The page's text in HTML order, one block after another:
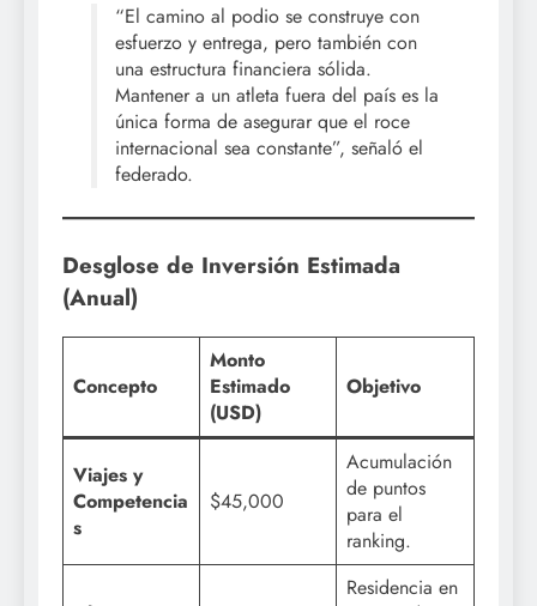
“El camino al podio se construye con
esfuerzo y entrega, pero también con
una estructura financiera sólida.
Mantener a un atleta fuera del país es la
única forma de asegurar que el roce
internacional sea constante”, señaló el
federado.
Desglose de Inversión Estimada
(Anual)
Concepto
Monto
Estimado
(USD)
Objetivo
Viajes y
Competencia
s
$45,000
Acumulación
de puntos
para el
ranking.
Residencia en